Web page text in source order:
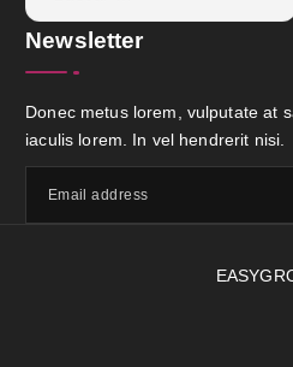
Newsletter
Donec metus lorem, vulputate at
iaculis lorem. In vel hendrerit nisi.